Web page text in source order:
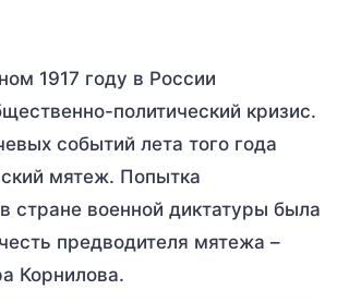
1917 году в России
политический кризис.
событий лета того года
мятеж. Попытка
стране военной диктатуры была
предводителя мятежа –
Корнилова.